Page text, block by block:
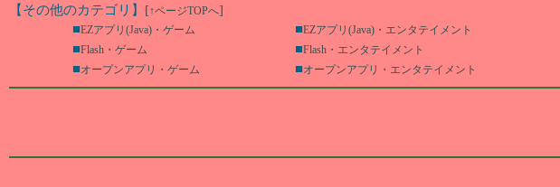
【その他のカテゴリ】 [↑ページTOPへ]
■EZアプリ(Java)・ゲーム ■EZアプリ(Java)・エンタテイメント
■Flash・ゲーム ■Flash・エンタテイメント
■オープンアプリ・ゲーム ■オープンアプリ・エンタテイメント